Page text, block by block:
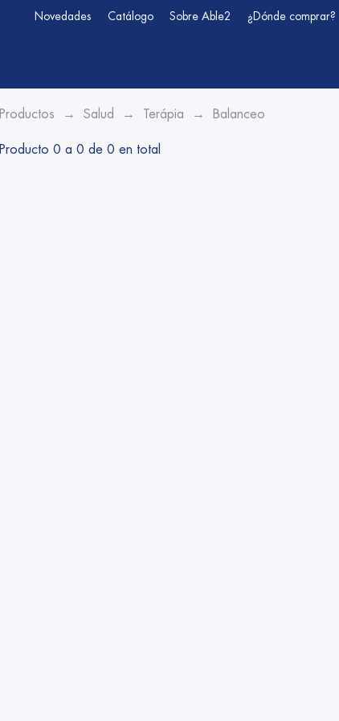
Novedades Catálogo Sobre Able2 ¿Dónde comprar?
Productos Salud Terápia Balanceo
Producto 0 a 0 de 0 en total